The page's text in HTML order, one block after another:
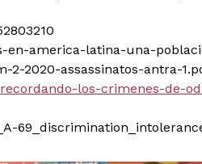
america-latina-una-
2020-assassinatos-antra-
los-crimenes-de-